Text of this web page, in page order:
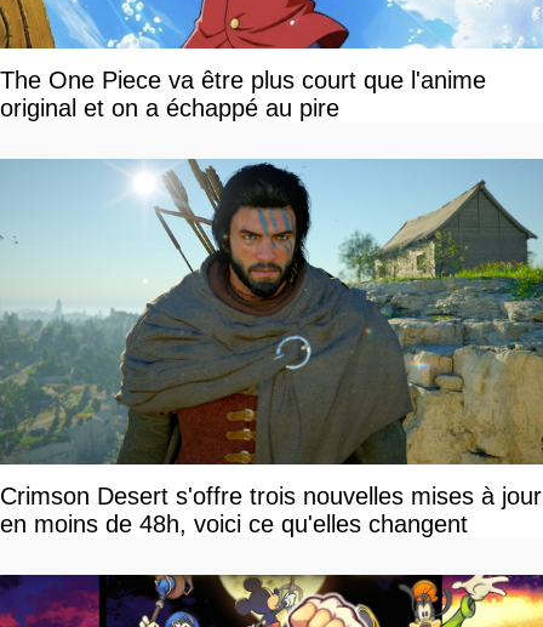
The One Piece va être plus court que l'anime
original et on a échappé au pire
Crimson Desert s'offre trois nouvelles mises à jour
en moins de 48h, voici ce qu'elles changent